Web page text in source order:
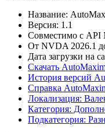
Название:
Версия: 1.1
Совместимо с API
От NVDA 2026.1
Дата загрузки на
Скачать
История версий
Справка
Локализация:
Категория:
Подкатегория: